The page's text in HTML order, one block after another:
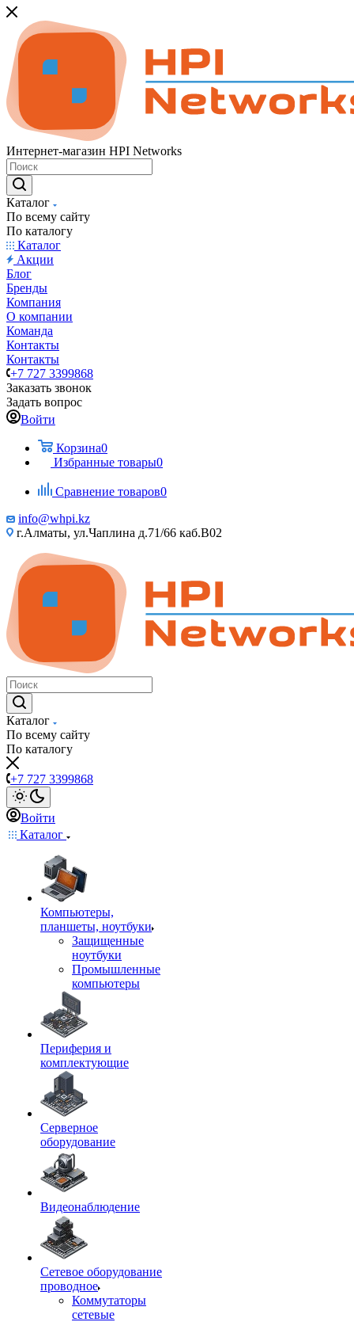
Интернет-магазин HPI Networks
Каталог
По всему сайту
По каталогу
Каталог
Акции
Блог
Бренды
Компания
О компании
Команда
Контакты
Контакты
+7 727 3399868
Заказать звонок
Задать вопрос
Войти
Корзина0
Избранные товары0
Сравнение товаров0
info@whpi.kz
г.Алматы, ул.Чаплина д.71/66 каб.B02
Каталог
По всему сайту
По каталогу
+7 727 3399868
Войти
Каталог
Компьютеры,
планшеты, ноутбуки
Защищенные
ноутбуки
Промышленные
компьютеры
Периферия и
комплектующие
Серверное
оборудование
Видеонаблюдение
Сетевое оборудование
проводное
Коммутаторы
сетевые